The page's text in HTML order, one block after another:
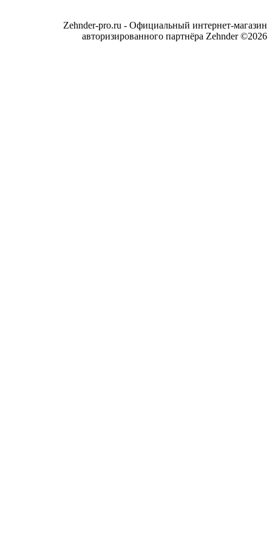
Zehnder-pro.ru - Официальный интернет-магазин
авторизированного партнёра Zehnder ©2026